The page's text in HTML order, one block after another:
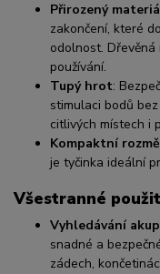
Přirozený
zakončení, které
odolnost.
používání.
Tupý hrot:
stimulaci bodů
citlivých místech i
Kompaktní
je tyčinka ideální
Všestranné
Vyhledávání
snadné a
zádech,